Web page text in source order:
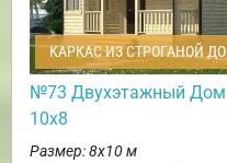
КАРКАС ИЗ СТРОГАНОЙ
№73 Двухэтажный Дом
10х8
Размер: 8х10 м